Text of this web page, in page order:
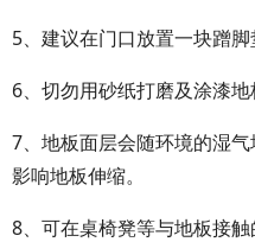
5、建议在门口放置一块蹭脚
6、切勿用砂纸打磨及涂漆地
7、地板面层会随环境的湿
影响地板伸缩。
8、可在桌椅凳等与地板接